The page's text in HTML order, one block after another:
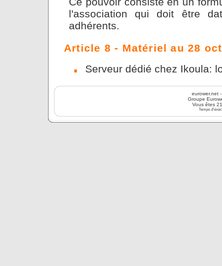
l'association qui doit être
adhérents.
Article 8 - Matériel au 28
Serveur dédié chez Ikoula:
eurower.net
Groupe
Vous êtes
Temps